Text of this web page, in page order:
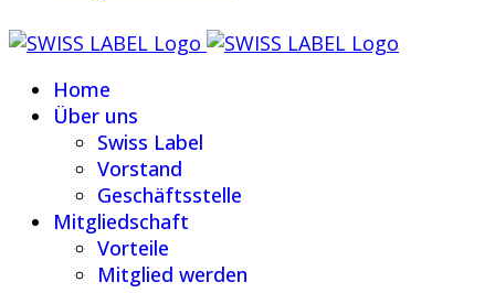
Home
Über uns
Swiss Label
Vorstand
Geschäftsstelle
Mitgliedschaft
Vorteile
Mitglied werden